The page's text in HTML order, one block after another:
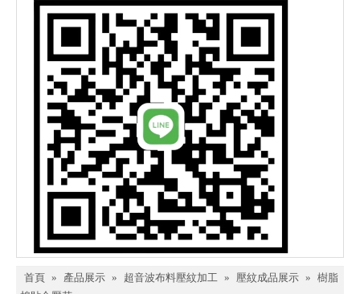
首頁 » 產品展示 » 超音波布料壓紋加工 » 壓紋成品展示 » 樹脂